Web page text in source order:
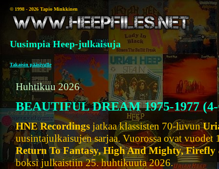
© 1998 - 2026 Tapio Minkkinen
Uusimpia Heep-julkaisuja
Takaisin pääsivulle
Huhtikuu 2026
BEAUTIFUL DREAM 1975-1977
HNE Recordingsjatkaa klassisten 70-luvun
uusintajulkaisujen sarjaa. Vuorossa ovat
Return To Fantasy, High And Mighty,
boksi julkaistiin 25. huhtikuuta 2026.